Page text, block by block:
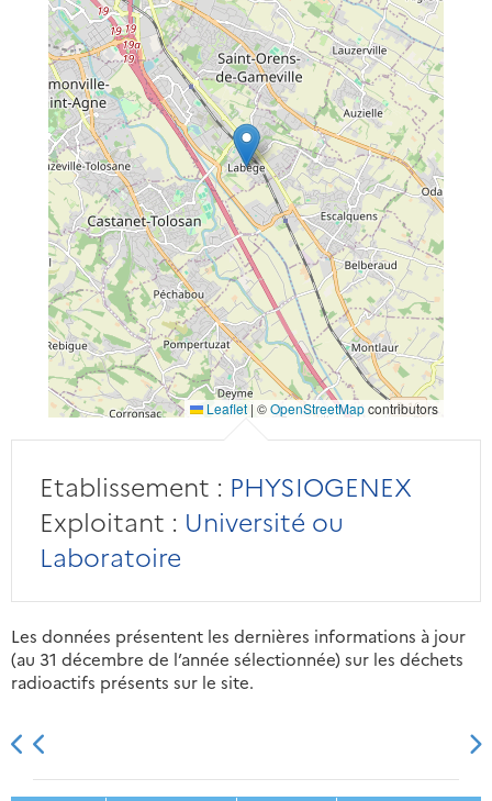
Leaflet | ©OpenStreetMapcontributors
Etablissement : PHYSIOGENEX
Exploitant : Université ou
Laboratoire
Les données présentent les dernières informations à jour
(au 31 décembre de l’année sélectionnée) sur les déchets
radioactifs présents sur le site.